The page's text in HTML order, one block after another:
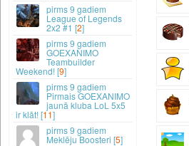
9 gadiem
League of Legends
2x2 #1 [2]
9 gadiem
GOEXANIMO
Teambuilder
Weekend! [9]
9 gadiem
Pirmais GOEXANIMO
jaunā kluba LoL 5x5
ir klāt! [11]
9 gadiem
Meklēju Boosteri [5]